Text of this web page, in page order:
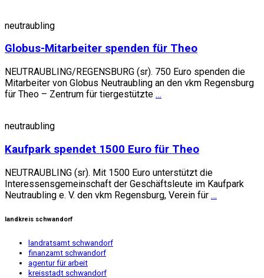
neutraubling
Globus-Mitarbeiter spenden für Theo
NEUTRAUBLING/REGENSBURG (sr). 750 Euro spenden die
Mitarbeiter von Globus Neutraubling an den vkm Regensburg
für Theo – Zentrum für tiergestützte …
neutraubling
Kaufpark spendet 1500 Euro für Theo
NEUTRAUBLING (sr). Mit 1500 Euro unterstützt die
Interessensgemeinschaft der Geschäftsleute im Kaufpark
Neutraubling e. V. den vkm Regensburg, Verein für …
landkreis schwandorf
landratsamt schwandorf
finanzamt schwandorf
agentur für arbeit
kreisstadt schwandorf